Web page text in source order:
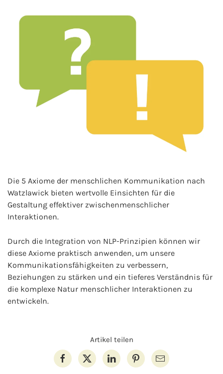
Die 5 Axiome der menschlichen Kommunikation nach
Watzlawick bieten wertvolle Einsichten für die
Gestaltung effektiver zwischenmenschlicher
Interaktionen.
Durch die Integration von NLP-Prinzipien können wir
diese Axiome praktisch anwenden, um unsere
Kommunikationsfähigkeiten zu verbessern,
Beziehungen zu stärken und ein tieferes Verständnis für
die komplexe Natur menschlicher Interaktionen zu
entwickeln.
Artikel teilen